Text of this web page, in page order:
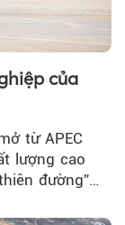
của
từ APEC
lượng cao
đường”